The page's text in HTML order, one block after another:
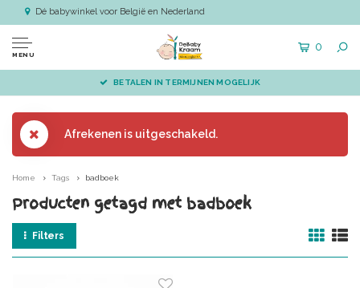
Dé babywinkel voor België en Nederland
MENU
0
BETALEN IN TERMIJNEN MOGELIJK
Afrekenen is uitgeschakeld.
Home Tags badboek
Producten getagd met badboek
Filters